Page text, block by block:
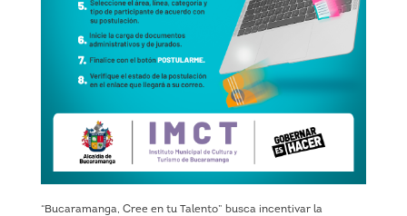
“Bucaramanga, Cree en tu Talento” busca incentivar la